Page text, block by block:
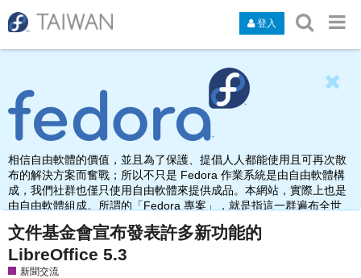
登入
相信自由軟體的價值，並且為了保護、提倡人人都能使用且可再次散
布的解決方案而奮戰；所以不只是 Fedora 作業系統是由自由軟體構
成，我們社群也僅只使用自由軟體來提供成品。本網站，實際上也是
由自由軟體組成。所謂的「Fedora 專案」，就是指這一群遍布全世
界，由於熱愛、使用、打造自由軟體而聚集在此之人的名稱。
文件基金會宣布發表許多新功能的
LibreOffice 5.3
新聞交流